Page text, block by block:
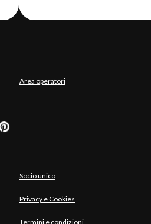
Area operatori
Socio unico
Privacy e Cookies
Termini e condizioni